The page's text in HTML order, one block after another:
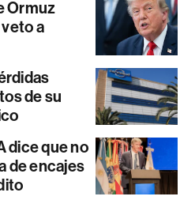
Ormuz
a
de su
dice que no
de encajes